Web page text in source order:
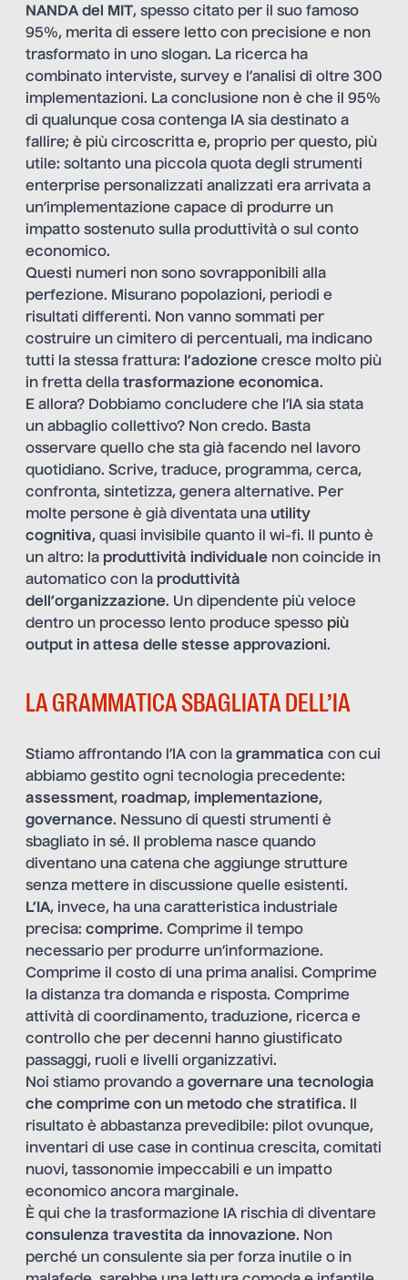
NANDA del MIT, spesso citato per il suo famoso
95%, merita di essere letto con precisione e non
trasformato in uno slogan. La ricerca ha
combinato interviste, survey e l’analisi di oltre 300
implementazioni. La conclusione non è che il 95%
di qualunque cosa contenga IA sia destinato a
fallire; è più circoscritta e, proprio per questo, più
utile: soltanto una piccola quota degli strumenti
enterprise personalizzati analizzati era arrivata a
un’implementazione capace di produrre un
impatto sostenuto sulla produttività o sul conto
economico.
Questi numeri non sono sovrapponibili alla
perfezione. Misurano popolazioni, periodi e
risultati differenti. Non vanno sommati per
costruire un cimitero di percentuali, ma indicano
tutti la stessa frattura: l’adozione cresce molto più
in fretta della trasformazione economica.
E allora? Dobbiamo concludere che l’IA sia stata
un abbaglio collettivo? Non credo. Basta
osservare quello che sta già facendo nel lavoro
quotidiano. Scrive, traduce, programma, cerca,
confronta, sintetizza, genera alternative. Per
molte persone è già diventata una utility
cognitiva, quasi invisibile quanto il wi-fi. Il punto è
un altro: la produttività individuale non coincide in
automatico con la produttività
dell’organizzazione. Un dipendente più veloce
dentro un processo lento produce spesso più
output in attesa delle stesse approvazioni.
LA GRAMMATICA SBAGLIATA DELL’IA
Stiamo affrontando l’IA con la grammatica con cui
abbiamo gestito ogni tecnologia precedente:
assessment, roadmap, implementazione,
governance. Nessuno di questi strumenti è
sbagliato in sé. Il problema nasce quando
diventano una catena che aggiunge strutture
senza mettere in discussione quelle esistenti.
L’IA, invece, ha una caratteristica industriale
precisa: comprime. Comprime il tempo
necessario per produrre un’informazione.
Comprime il costo di una prima analisi. Comprime
la distanza tra domanda e risposta. Comprime
attività di coordinamento, traduzione, ricerca e
controllo che per decenni hanno giustificato
passaggi, ruoli e livelli organizzativi.
Noi stiamo provando a governare una tecnologia
che comprime con un metodo che stratifica. Il
risultato è abbastanza prevedibile: pilot ovunque,
inventari di use case in continua crescita, comitati
nuovi, tassonomie impeccabili e un impatto
economico ancora marginale.
È qui che la trasformazione IA rischia di diventare
consulenza travestita da innovazione. Non
perché un consulente sia per forza inutile o in